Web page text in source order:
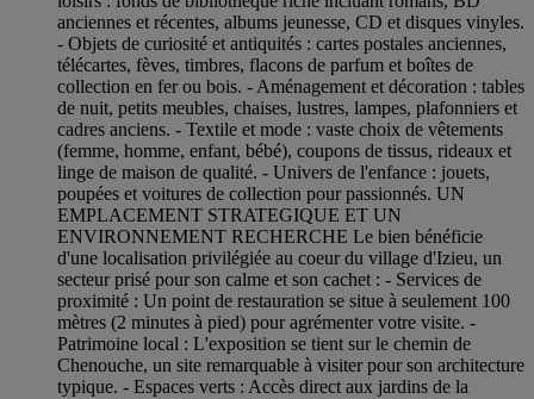
anciennes et récentes, albums jeunesse, CD et disques vinyles.
- Objets de curiosité et antiquités : cartes postales anciennes,
télécartes, fèves, timbres, flacons de parfum et boîtes de
collection en fer ou bois. - Aménagement et décoration : tables
de nuit, petits meubles, chaises, lustres, lampes, plafonniers et
cadres anciens. - Textile et mode : vaste choix de vêtements
(femme, homme, enfant, bébé), coupons de tissus, rideaux et
linge de maison de qualité. - Univers de l'enfance : jouets,
poupées et voitures de collection pour passionnés. UN
EMPLACEMENT STRATEGIQUE ET UN
ENVIRONNEMENT RECHERCHE Le bien bénéficie
d'une localisation privilégiée au coeur du village d'Izieu, un
secteur prisé pour son calme et son cachet : - Services de
proximité : Un point de restauration se situe à seulement 100
mètres (2 minutes à pied) pour agrémenter votre visite. -
Patrimoine local : L'exposition se tient sur le chemin de
Chenouche, un site remarquable à visiter pour son architecture
typique. - Espaces verts : Accès direct aux jardins de la